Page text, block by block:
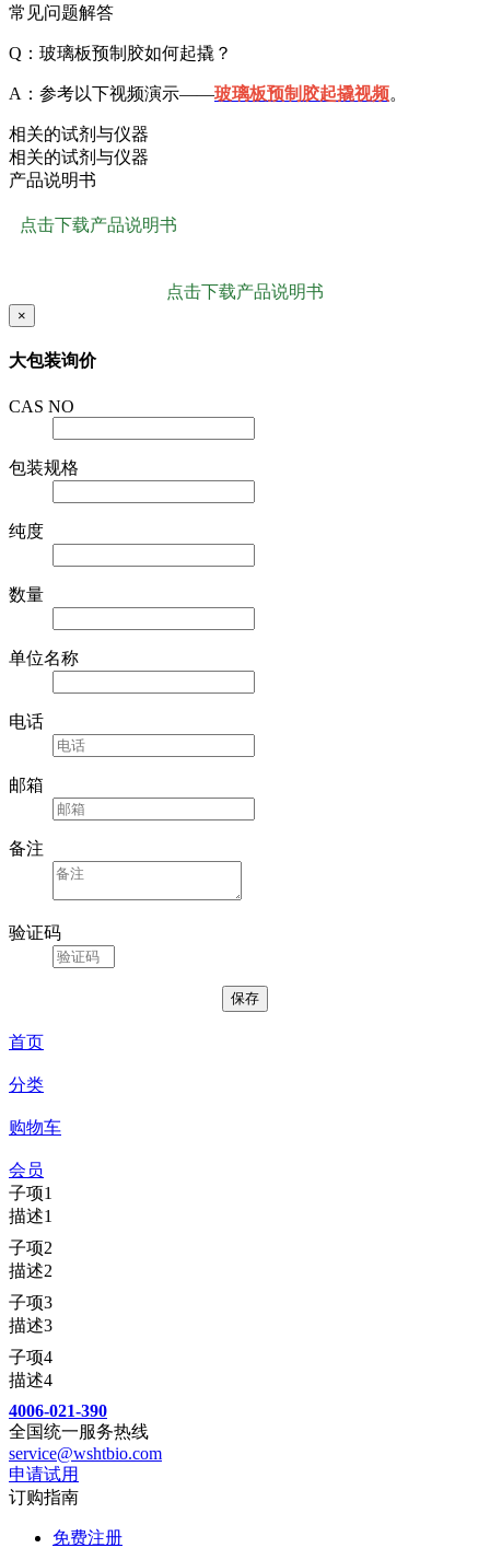
常见问题解答
Q：玻璃板预制胶如何起撬？
A：参考以下视频演示——玻璃板预制胶起撬视频。
相关的试剂与仪器
相关的试剂与仪器
产品说明书
点击下载产品说明书
点击下载产品说明书
×
大包装询价
CAS NO
包装规格
纯度
数量
单位名称
电话
邮箱
备注
验证码
首页
分类
购物车
会员
子项1
描述1
子项2
描述2
子项3
描述3
子项4
描述4
4006-021-390
全国统一服务热线
service@wshtbio.com
申请试用
订购指南
免费注册